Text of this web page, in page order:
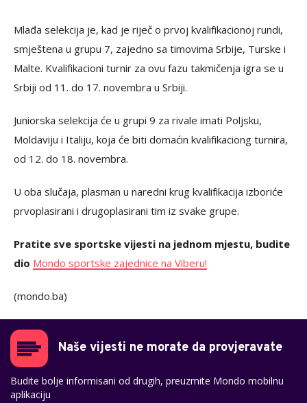
Mlađa selekcija je, kad je riječ o prvoj kvalifikacionoj rundi,
smještena u grupu 7, zajedno sa timovima Srbije, Turske i
Malte. Kvalifikacioni turnir za ovu fazu takmičenja igra se u
Srbiji od 11. do 17. novembra u Srbiji.
Juniorska selekcija će u grupi 9 za rivale imati Poljsku,
Moldaviju i Italiju, koja će biti domaćin kvalifikaciong turnira,
od 12. do 18. novembra.
U oba slučaja, plasman u naredni krug kvalifikacija izboriće
prvoplasirani i drugoplasirani tim iz svake grupe.
Pratite sve sportske vijesti na jednom mjestu, budite
dio Mondo sportske zajednice na Viberu!
(mondo.ba)
Naše vijesti ne morate da provjeravate
Budite bolje informisani od drugih, preuzmite Mondo mobilnu
aplikaciju